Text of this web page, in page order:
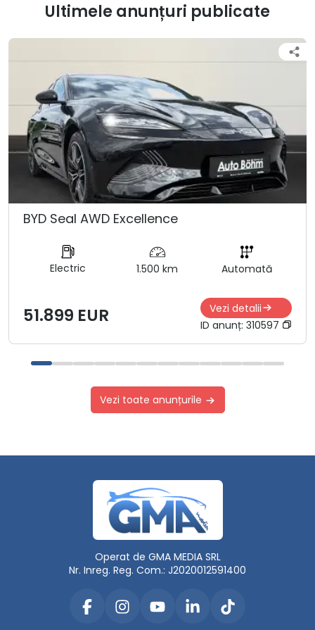
Ultimele anunțuri publicate
BYD Seal AWD Excellence
Electric 1.500 km Automată
51.899 EUR
Vezi detalii
ID anunț: 310597
Vezi toate anunțurile
Operat de GMA MEDIA SRL
Nr. Inreg. Reg. Com.: J2020012591400